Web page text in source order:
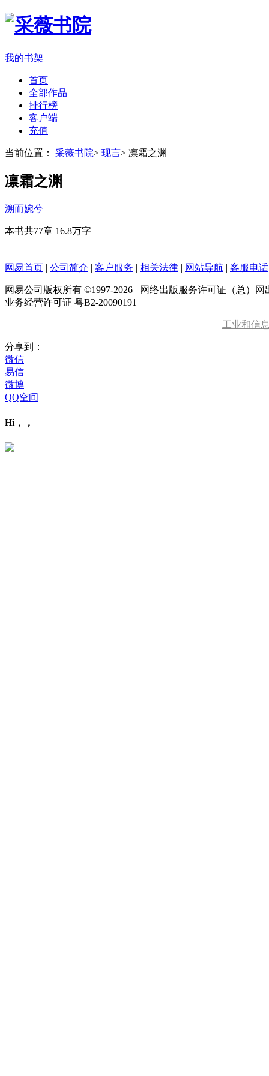
我的书架
首页
全部作品
排行榜
客户端
充值
当前位置： 采薇书院> 现言> 凛霜之渊
凛霜之渊
溯而婉兮
本书共77章 16.8万字
网易首页 | 公司简介 | 客户服务 | 相关法律 | 网站导航 | 客服电话
网易公司版权所有 ©1997-2026 网络出版服务许可证（总）网
业务经营许可证 粤B2-20090191
工业和信
分享到：
微信
易信
微博
QQ空间
Hi，，